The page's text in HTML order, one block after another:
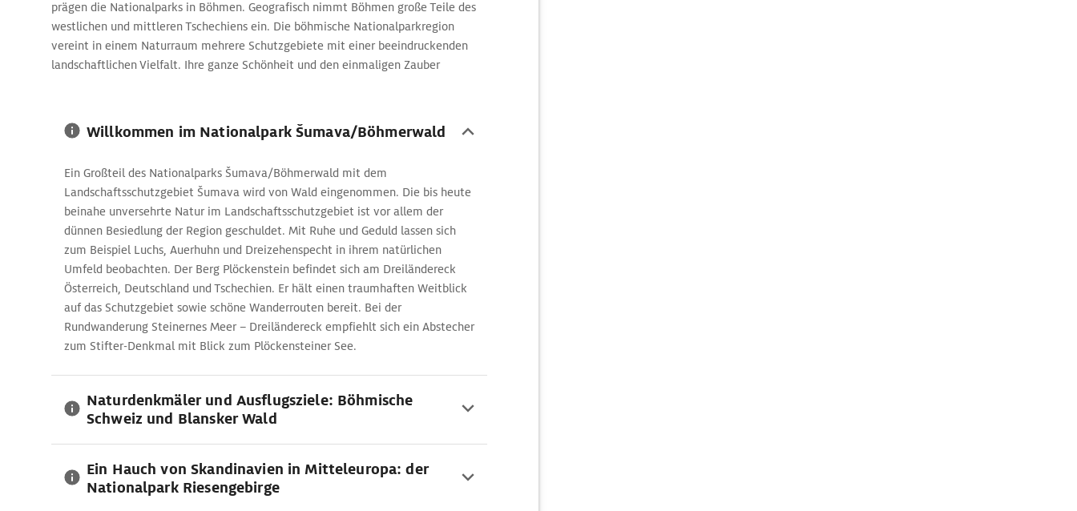
prägen die Nationalparks in Böhmen. Geografisch nimmt Böhmen große Teile des
westlichen und mittleren Tschechiens ein. Die böhmische Nationalparkregion
vereint in einem Naturraum mehrere Schutzgebiete mit einer beeindruckenden
landschaftlichen Vielfalt. Ihre ganze Schönheit und den einmaligen Zauber
Willkommen im Nationalpark Šumava/Böhmerwald
Ein Großteil des Nationalparks Šumava/Böhmerwald mit dem
Landschaftsschutzgebiet Šumava wird von Wald eingenommen. Die bis heute
beinahe unversehrte Natur im Landschaftsschutzgebiet ist vor allem der
dünnen Besiedlung der Region geschuldet. Mit Ruhe und Geduld lassen sich
zum Beispiel Luchs, Auerhuhn und Dreizehenspecht in ihrem natürlichen
Umfeld beobachten. Der Berg Plöckenstein befindet sich am Dreiländereck
Österreich, Deutschland und Tschechien. Er hält einen traumhaften Weitblick
auf das Schutzgebiet sowie schöne Wanderrouten bereit. Bei der
Rundwanderung Steinernes Meer – Dreiländereck empfiehlt sich ein Abstecher
zum Stifter-Denkmal mit Blick zum Plöckensteiner See.
Naturdenkmäler und Ausflugsziele: Böhmische
Schweiz und Blansker Wald
Ein Hauch von Skandinavien in Mitteleuropa: der
Nationalpark Riesengebirge